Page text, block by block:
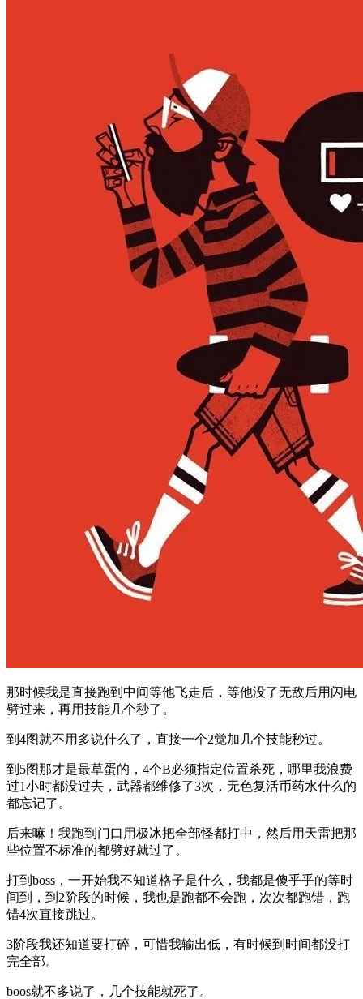
那时候我是直接跑到中间等他飞走后，等他没了无敌后用闪电
劈过来，再用技能几个秒了。
到4图就不用多说什么了，直接一个2觉加几个技能秒过。
到5图那才是最草蛋的，4个B必须指定位置杀死，哪里我浪费
过1小时都没过去，武器都维修了3次，无色复活币药水什么的
都忘记了。
后来嘛！我跑到门口用极冰把全部怪都打中，然后用天雷把那
些位置不标准的都劈好就过了。
打到boss，一开始我不知道格子是什么，我都是傻乎乎的等时
间到，到2阶段的时候，我也是跑都不会跑，次次都跑错，跑
错4次直接跳过。
3阶段我还知道要打碎，可惜我输出低，有时候到时间都没打
完全部。
boos就不多说了，几个技能就死了。